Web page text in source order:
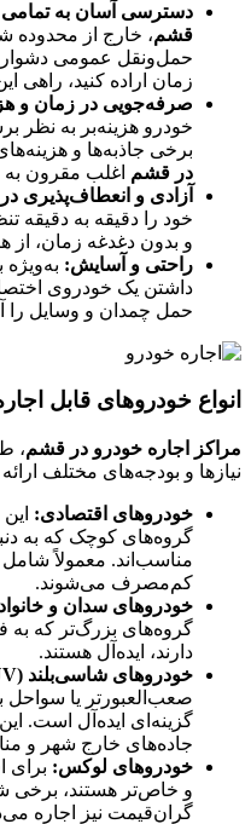
دسترسی آسان به تمامی
قشم، خارج از محدوده
حمل‌ونقل عمومی دشوار
زمان اراده کنید، راهی
صرفه‌جویی در زمان و
خودرو هزینه‌بر به نظر
برخی جاذبه‌ها و
در قشم اغلب مقرون
آزادی و انعطاف‌پذیری
خود را دقیقه به دقیقه
و بدون دغدغه زمان، از
راحتی و آسایش: به‌ویژه
داشتن یک خودروی
حمل چمدان و وسایل را
انواع خودروهای قابل
مراکز اجاره خودرو در قشم،
نیازها و بودجه‌های مختلف
خودروهای اقتصادی:
گروه‌های کوچک که به
مناسب‌اند. معمولاً
کم‌مصرف می‌شوند.
خودروهای سدان و
گروه‌های بزرگ‌تر که به
دارند، ایده‌آل هستند.
خودروهای شاسی‌بلند (SUV):
صعب‌العبورتر یا سواحل
گزینه‌ای ایده‌آل است.
جاده‌های خارج شهر و
خودروهای لوکس: برای
و خاص‌تر هستند،
گران‌قیمت نیز اجاره